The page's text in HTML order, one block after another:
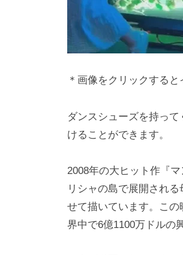
＊画像をクリックすると
ダンスシューズを持っ
けることができます。
2008年の大ヒット作『
リシャの島で展開され
せて描いています。こ
界中で6億1100万ドルの